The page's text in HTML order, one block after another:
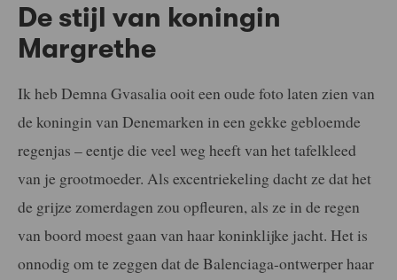
De stijl van koningin
Margrethe
Ik heb Demna Gvasalia ooit een oude foto laten zien van
de koningin van Denemarken in een gekke gebloemde
regenjas – eentje die veel weg heeft van het tafelkleed
van je grootmoeder. Als excentriekeling dacht ze dat het
de grijze zomerdagen zou opfleuren, als ze in de regen
van boord moest gaan van haar koninklijke jacht. Het is
onnodig om te zeggen dat de Balenciaga-ontwerper haar